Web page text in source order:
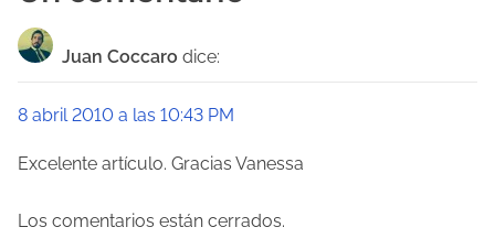
e
a
c
i
Juan Coccaro dice:
8 abril 2010 a las 10:43 PM
Excelente artículo. Gracias Vanessa
Los comentarios están cerrados.